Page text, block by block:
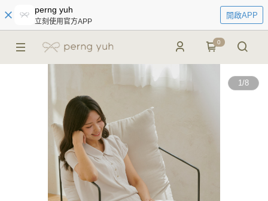
perng yuh
立刻使用官方APP
開啟APP
0
1/8